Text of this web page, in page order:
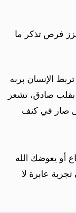
فرص تذكر ما
الإنسان بربه
صادق، تشعر
صار في كنف
أو يعوضك الله
عابرة لا